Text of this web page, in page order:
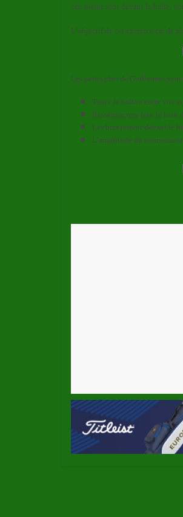
vos mains sont devant la balle,
L’objectif de cet exercice est de
Les petits plus de Guillaume pour
Tenez le ballon entre vos
Ressentez que tout le haut
Les bras restent devant le
L’amplitude du